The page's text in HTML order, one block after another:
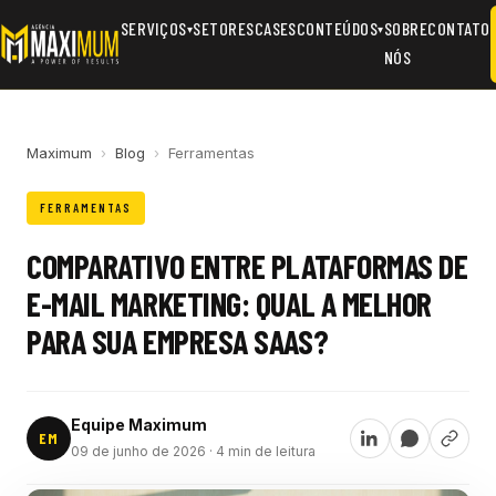
SERVIÇOS▾SETORESCASESCONTEÚDOS▾SOBRE
NÓS
CONTATO
Maximum › Blog › Ferramentas
FERRAMENTAS
COMPARATIVO ENTRE PLATAFORMAS DE
E-MAIL MARKETING: QUAL A MELHOR
PARA SUA EMPRESA SAAS?
EM
Equipe Maximum
09 de junho de 2026 · 4 min de leitura